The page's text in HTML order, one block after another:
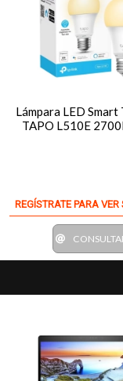
Lámpara LED
TAPO L510E
REGÍSTRATE PARA VER